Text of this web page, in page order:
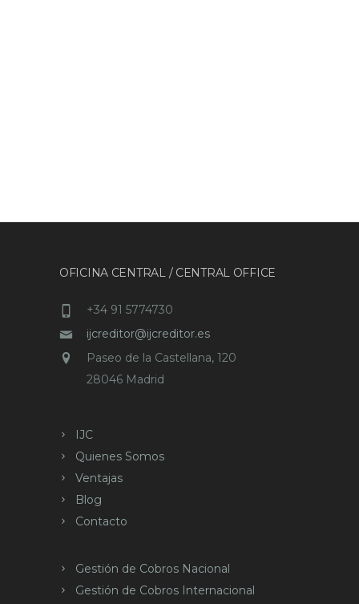
OFICINA CENTRAL / CENTRAL OFFICE
+34 91 5774730
ijcreditor@ijcreditor.es
Paseo de la Castellana, 120
28046 Madrid
IJC
Quienes Somos
Ventajas
Blog
Contacto
Gestión de Cobros Nacional
Gestión de Cobros Internacional